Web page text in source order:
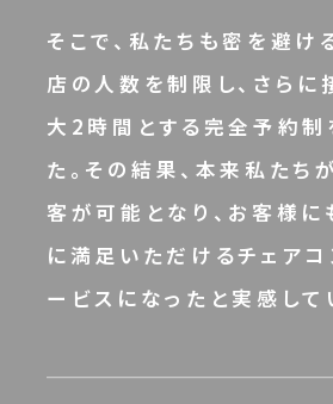
そこで、私たちも密を避け
店の人数を制限し、さらに
大2時間とする完全予約制
た。その結果、本来私たち
客が可能となり、お客様に
に満足いただけるチェアコ
ービスになったと実感して